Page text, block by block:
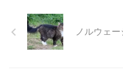
炎かも？」と思ったときに、すぐ
に動物病院に行くべきかどうかの
判断基準や、病院での治療内容に
ノルウェ